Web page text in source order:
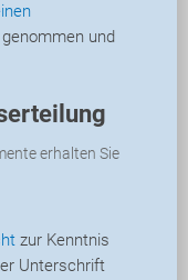
erhalten Sie
zur Kenntnis
Unterschrift